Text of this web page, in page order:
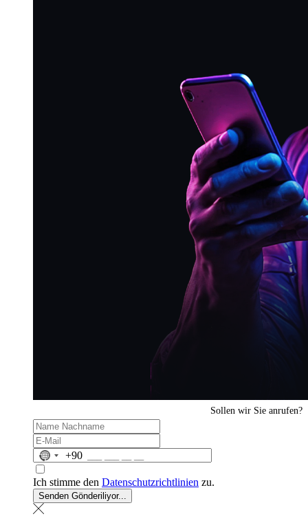
Sollen wir Sie anrufen?
No
selected
+90
Ich stimme den Datenschutzrichtlinien zu.
Senden Gönderiliyor...